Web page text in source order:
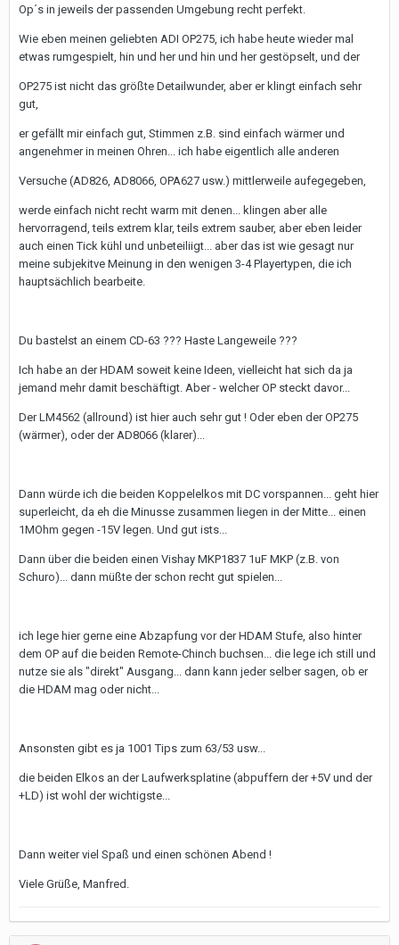
Op´s in jeweils der passenden Umgebung recht perfekt.
Wie eben meinen geliebten ADI OP275, ich habe heute wieder mal
etwas rumgespielt, hin und her und hin und her gestöpselt, und der
OP275 ist nicht das größte Detailwunder, aber er klingt einfach sehr
gut,
er gefällt mir einfach gut, Stimmen z.B. sind einfach wärmer und
angenehmer in meinen Ohren... ich habe eigentlich alle anderen
Versuche (AD826, AD8066, OPA627 usw.) mittlerweile aufegegeben,
werde einfach nicht recht warm mit denen... klingen aber alle
hervorragend, teils extrem klar, teils extrem sauber, aber eben leider
auch einen Tick kühl und unbeteiliigt... aber das ist wie gesagt nur
meine subjekitve Meinung in den wenigen 3-4 Playertypen, die ich
hauptsächlich bearbeite.
Du bastelst an einem CD-63 ??? Haste Langeweile ???
Ich habe an der HDAM soweit keine Ideen, vielleicht hat sich da ja
jemand mehr damit beschäftigt. Aber - welcher OP steckt davor...
Der LM4562 (allround) ist hier auch sehr gut ! Oder eben der OP275
(wärmer), oder der AD8066 (klarer)...
Dann würde ich die beiden Koppelelkos mit DC vorspannen... geht hier
superleicht, da eh die Minusse zusammen liegen in der Mitte... einen
1MOhm gegen -15V legen. Und gut ists...
Dann über die beiden einen Vishay MKP1837 1uF MKP (z.B. von
Schuro)... dann müßte der schon recht gut spielen...
ich lege hier gerne eine Abzapfung vor der HDAM Stufe, also hinter
dem OP auf die beiden Remote-Chinch buchsen... die lege ich still und
nutze sie als "direkt" Ausgang... dann kann jeder selber sagen, ob er
die HDAM mag oder nicht...
Ansonsten gibt es ja 1001 Tips zum 63/53 usw...
die beiden Elkos an der Laufwerksplatine (abpuffern der +5V und der
+LD) ist wohl der wichtigste...
Dann weiter viel Spaß und einen schönen Abend !
Viele Grüße, Manfred.